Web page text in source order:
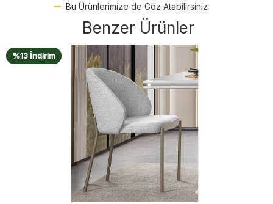
Bu Ürünlerimize de Göz Atabilirsiniz
Benzer Ürünler
%13 İndirim